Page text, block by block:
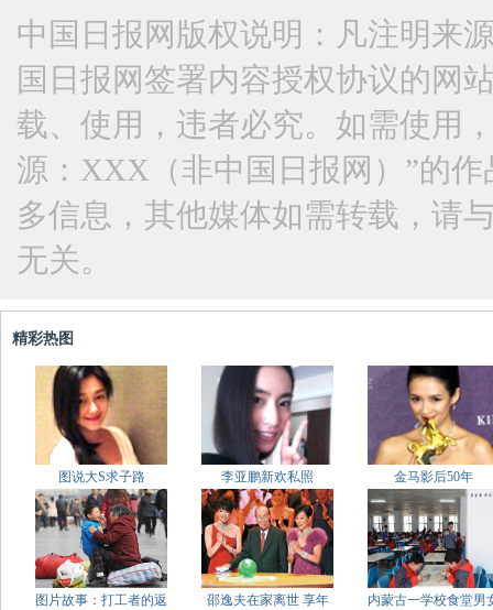
中国日报网版权说明：凡注明来
国日报网签署内容授权协议的网
载、使用，违者必究。如需使用
源：XXX（非中国日报网）”的
多信息，其他媒体如需转载，请
无关。
精彩热图
图说大S求子路 李亚鹏新欢私照 金马影后50年
图片故事：打工者的返
邵逸夫在家离世 享年
内蒙古一学校食堂男